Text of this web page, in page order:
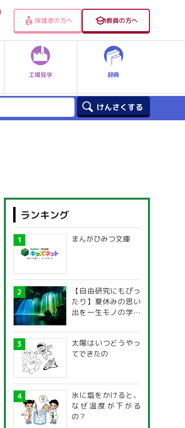
保護者の方へ 教員の方へ
工場見学 辞典
ランキング
まんがひみつ文庫
【自由研究にもぴっ
たり】夏休みの思い
出を一生モノの学び
探究ガイド
太陽はいつどうやっ
てできたの
氷に塩をかけると、
なぜ温度が下がる
の？